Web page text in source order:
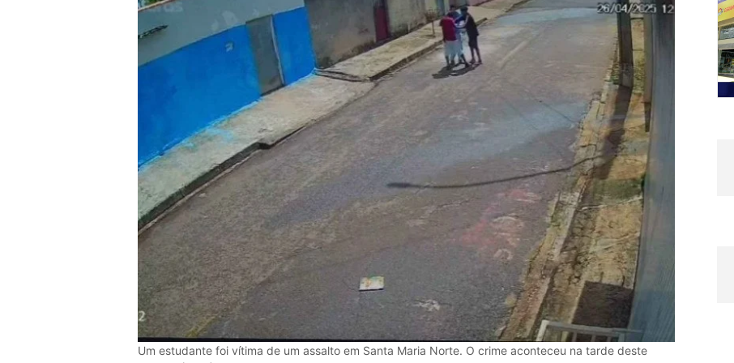
Um estudante foi vítima de um assalto em Santa Maria Norte. O crime aconteceu na tarde deste